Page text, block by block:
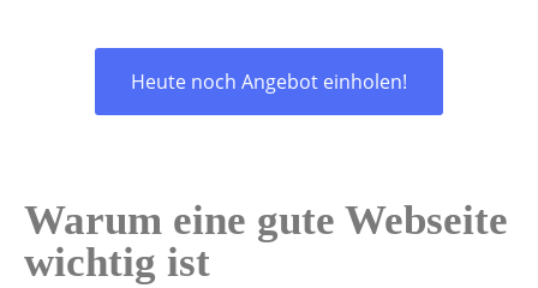
Heute noch Angebot einholen!
Warum eine gute Webseite
wichtig ist